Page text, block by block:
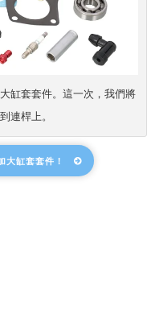
缸套套件。這一次，我們將
連桿上。
缸套套件！